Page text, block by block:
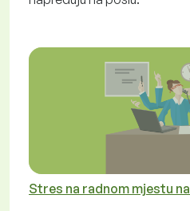
Stres na radnom mjestu